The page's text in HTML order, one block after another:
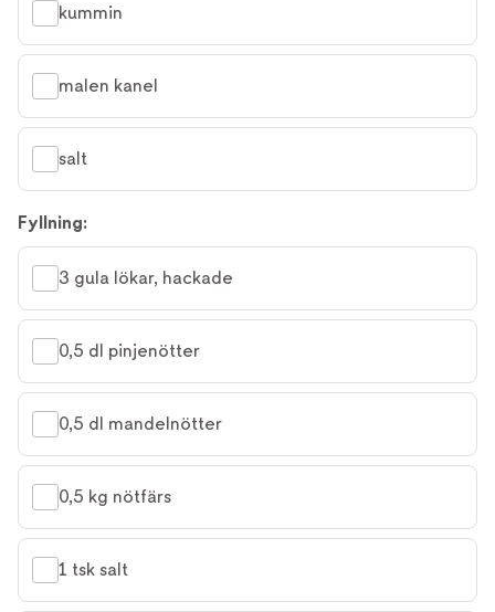
kummin
malen kanel
salt
Fyllning:
3 gula lökar, hackade
0,5 dl pinjenötter
0,5 dl mandelnötter
0,5 kg nötfärs
1 tsk salt